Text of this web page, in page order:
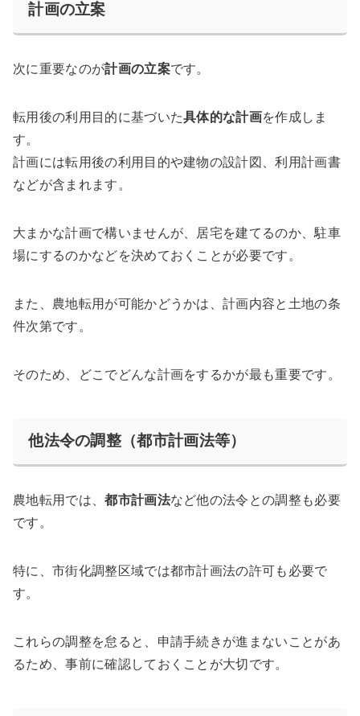
計画の立案
次に重要なのが計画の立案です。
転用後の利用目的に基づいた具体的な計画を作成しま
す。
計画には転用後の利用目的や建物の設計図、利用計画書
などが含まれます。
大まかな計画で構いませんが、居宅を建てるのか、駐車
場にするのかなどを決めておくことが必要です。
また、農地転用が可能かどうかは、計画内容と土地の条
件次第です。
そのため、 どこでどんな計画をするかが最も重要です。
他法令の調整（都市計画法等）
農地転用では、都市計画法など他の法令との調整も必要
です。
特に、市街化調整区域では都市計画法の許可も必要で
す。
これらの調整を怠ると、申請手続きが進まないことがあ
るため、事前に確認しておくことが大切です。